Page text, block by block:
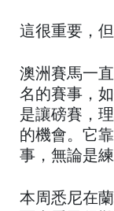
這很重要，
澳洲賽馬一
名的賽事，
是讓磅賽，
的機會。它
事，無論是
本周悉尼在